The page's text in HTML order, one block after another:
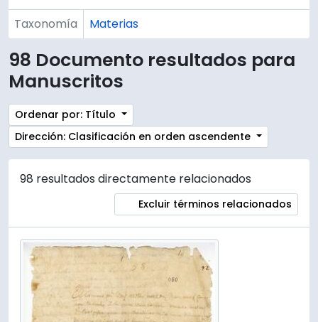
Taxonomía Materias
98 Documento resultados para
Manuscritos
Ordenar por: Título
Dirección: Clasificación en orden ascendente
98 resultados directamente relacionados
Excluir términos relacionados